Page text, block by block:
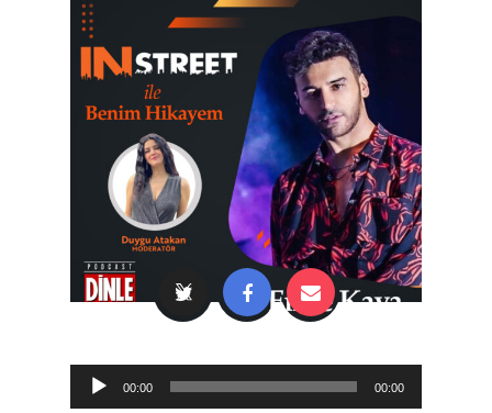
Audio
Player
00:00 00:00